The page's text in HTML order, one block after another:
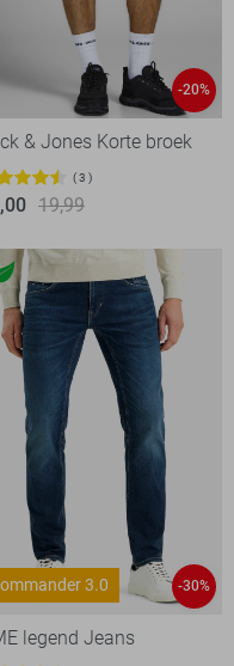
-20%
& Jones Korte broek
3
19,99
3.0 -30%
legend Jeans